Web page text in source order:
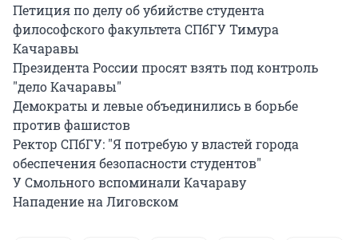
Петиция по делу об убийстве студента
философского факультета СПбГУ Тимура
Качаравы
Президента России просят взять под контроль
"дело Качаравы"
Демократы и левые объединились в борьбе
против фашистов
Ректор СПбГУ: "Я потребую у властей города
обеспечения безопасности студентов"
У Смольного вспоминали Качараву
Нападение на Лиговском